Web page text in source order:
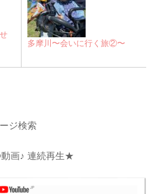
多摩川〜会いに行く旅②〜
ジ検索
画♪ 連続再生★